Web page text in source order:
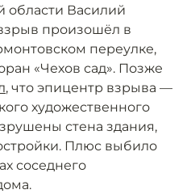
области Василий
произошёл в
переулке,
«Чехов сад». Позже
, что эпицентр взрыва —
художественного
стена здания,
Плюс выбило
соседнего